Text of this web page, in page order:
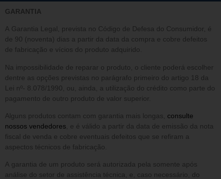
GARANTIA
A Garantia Legal, prevista no Código de Defesa do Consumidor, é
de 90 (noventa) dias a partir da data da compra e cobre defeitos
de fabricação e vícios do produto adquirido.
Na impossibilidade de reparar o produto, o cliente poderá escolher
dentre as opções previstas no parágrafo primeiro do artigo 18 da
Lei nº- 8.078/1990, ou, ainda, a utilização do crédito como parte do
pagamento de outro produto de valor superior.
Alguns produtos contam com garantia mais longas, consulte
nossos vendedores , e é válido a partir da data de emissão da nota
fiscal de venda e cobre eventuais defeitos que se refiram a
aspectos técnicos de fabricação.
A garantia de um produto será autorizada pela somente após
análise do setor de assistência técnica, e, caso necessário, do